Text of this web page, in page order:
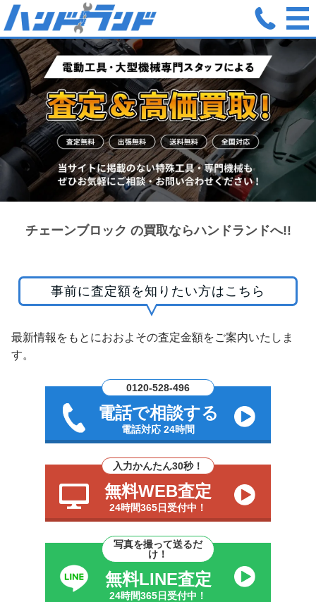
ホーム 買取ジャンル 建設道具・機械 チェーンブロック
チェーンブロック の買取ならハンドランドへ!!
事前に査定額を知りたい方はこちら
最新情報をもとにおおよその査定金額をご案内いたしま
す。
0120-528-496
電話で相談する
電話対応 24時間
入力かんたん30秒！
無料WEB査定
24時間365日受付中！
写真を撮って送るだ
け！
無料LINE査定
24時間365日受付中！